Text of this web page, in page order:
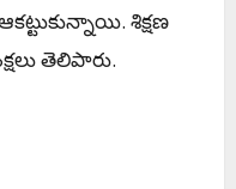
శిక్షణ
తెలిపారు.